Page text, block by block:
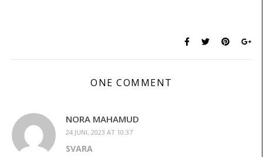
ONE COMMENT
NORA MAHAMUD
24 JUNI, 2023 AT 10:37
SVARA